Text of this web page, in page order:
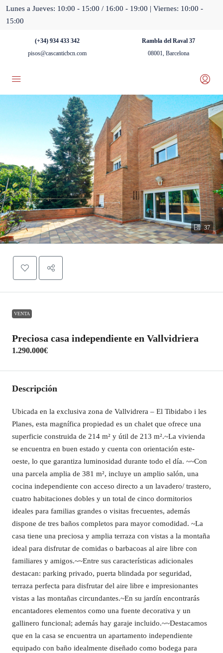
Lunes a Jueves: 10:00 - 15:00 / 16:00 - 19:00 | Viernes: 10:00 -
15:00
(+34) 934 433 342
pisos@cascanticbcn.com
Rambla del Raval 37
08001, Barcelona
37
VENTA
Preciosa casa independiente en Vallvidriera
1.290.000€
Descripción
Ubicada en la exclusiva zona de Vallvidrera – El Tibidabo i les
Planes, esta magnífica propiedad es un chalet que ofrece una
superficie construida de 214 m² y útil de 213 m².~La vivienda
se encuentra en buen estado y cuenta con orientación este-
oeste, lo que garantiza luminosidad durante todo el día. ~~Con
una parcela amplia de 381 m², incluye un amplio salón, una
cocina independiente con acceso directo a un lavadero/ trastero,
cuatro habitaciones dobles y un total de cinco dormitorios
ideales para familias grandes o visitas frecuentes, además
dispone de tres baños completos para mayor comodidad. ~La
casa tiene una preciosa y amplia terraza con vistas a la montaña
ideal para disfrutar de comidas o barbacoas al aire libre con
familiares y amigos.~~Entre sus características adicionales
destacan: parking privado, puerta blindada por seguridad,
terraza perfecta para disfrutar del aire libre e impresionantes
vistas a las montañas circundantes.~En su jardín encontrarás
encantadores elementos como una fuente decorativa y un
gallinero funcional; además hay garaje incluido.~~Destacamos
que en la casa se encuentra un apartamento independiente
equipado con baño idealmente diseñado como bodega para